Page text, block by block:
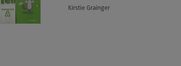
Kirstie Grainger